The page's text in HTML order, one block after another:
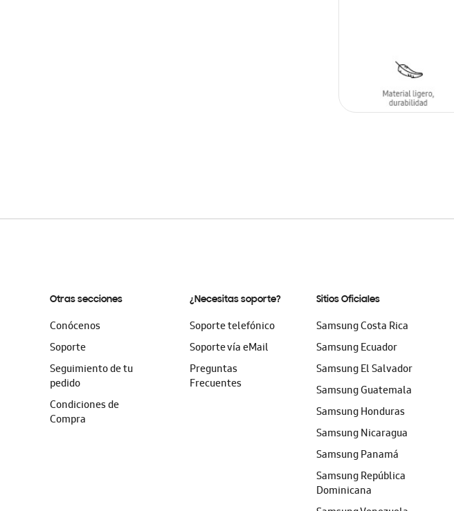
Otras secciones
Conócenos
Soporte
Seguimiento de tu
pedido
Condiciones de
Compra
¿Necesitas soporte?
Soporte telefónico
Soporte vía eMail
Preguntas
Frecuentes
Sitios Oficiales
Samsung Costa Rica
Samsung Ecuador
Samsung El Salvador
Samsung Guatemala
Samsung Honduras
Samsung Nicaragua
Samsung Panamá
Samsung República
Dominicana